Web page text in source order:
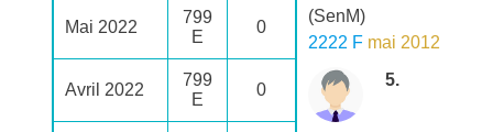
Mai 2022
799
E
0
Avril 2022
799
E
0
(SenM)
2222 F mai 2012
5.